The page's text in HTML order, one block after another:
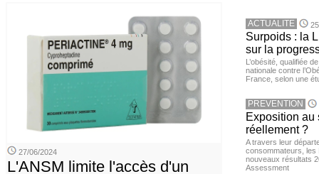
27/06/2024
L'ANSM limite l'accès d'un
ACTUALITE
Surpoids : la
sur la
L’obésité, qualifiée
nationale contre
France, selon une
PREVENTION
Exposition au
réellement ?
A travers leur
consommateurs, les
nouveaux résultats
Assessment